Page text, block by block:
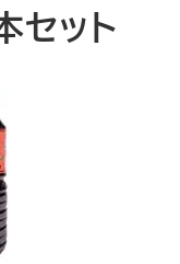
ット